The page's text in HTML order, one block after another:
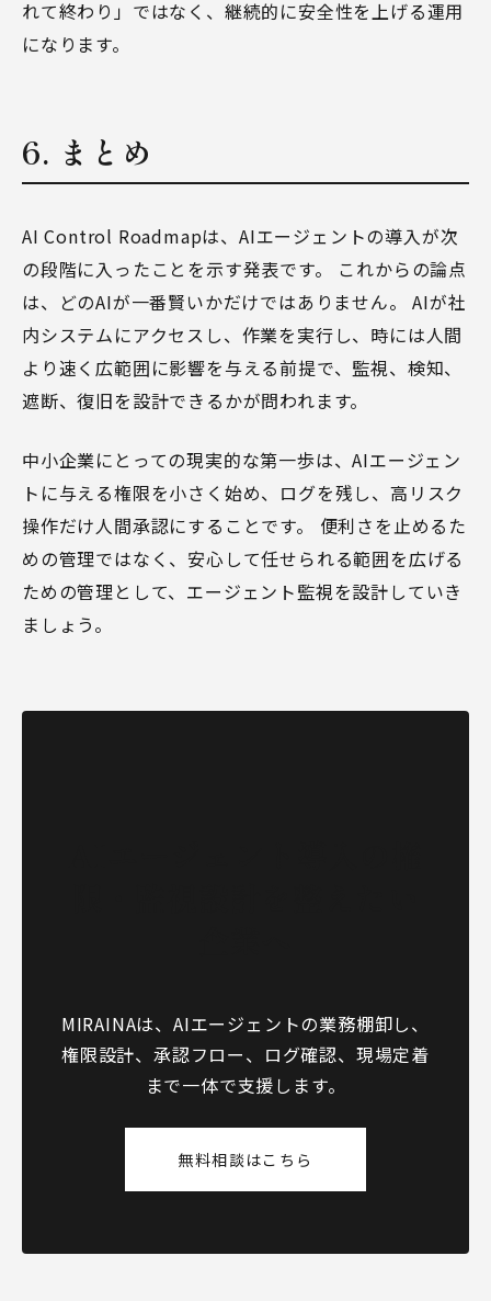
れて終わり」ではなく、継続的に安全性を上げる運用
になります。
6. まとめ
AI Control Roadmapは、AIエージェントの導入が次
の段階に入ったことを示す発表です。 これからの論点
は、どのAIが一番賢いかだけではありません。 AIが社
内システムにアクセスし、作業を実行し、時には人間
より速く広範囲に影響を与える前提で、監視、検知、
遮断、復旧を設計できるかが問われます。
中小企業にとっての現実的な第一歩は、AIエージェン
トに与える権限を小さく始め、ログを残し、高リスク
操作だけ人間承認にすることです。 便利さを止めるた
めの管理ではなく、安心して任せられる範囲を広げる
ための管理として、エージェント監視を設計していき
ましょう。
MIRAINAは、AIエージェントの業務棚卸し、
権限設計、承認フロー、ログ確認、現場定着
まで一体で支援します。
無料相談はこちら